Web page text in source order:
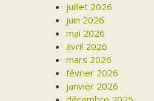
juillet 2026
juin 2026
mai 2026
avril 2026
mars 2026
février 2026
janvier 2026